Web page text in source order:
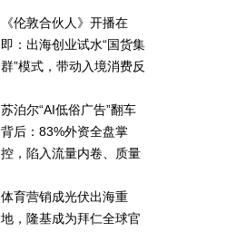
《伦敦合伙人》开播在
即：出海创业试水“国货集
群”模式，带动入境消费反
苏泊尔“AI低俗广告”翻车
背后：83%外资全盘掌
控，陷入流量内卷、质量
体育营销成光伏出海重
地，隆基成为拜仁全球官